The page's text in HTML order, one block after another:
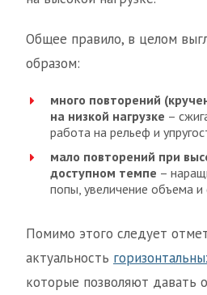
Общее правило, в целом
образом:
много повторений
на низкой нагрузке –
работа на рельеф и
мало повторений при
доступном темпе –
попы, увеличение объема и
Помимо этого следует
актуальность
которые позволяют давать